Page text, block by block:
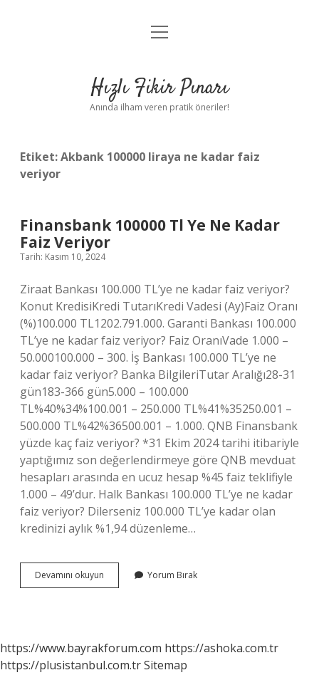
Anasayfa
Yasal Uyarı
menüyü
Hızlı Fikir Pınarı
Anında ilham veren pratik öneriler!
Etiket:Akbank 100000 liraya ne kadar faiz
veriyor
Finansbank 100000 Tl Ye Ne Kadar
Faiz Veriyor
Tarih: Kasım 10, 2024
Ziraat Bankası 100.000 TL’ye ne kadar faiz veriyor?
Konut KredisiKredi TutarıKredi Vadesi (Ay)Faiz Oranı
(%)100.000 TL1202.791.000. Garanti Bankası 100.000
TL’ye ne kadar faiz veriyor? Faiz OranıVade 1.000 –
50.000100.000 – 300. İş Bankası 100.000 TL’ye ne
kadar faiz veriyor? Banka BilgileriTutar Aralığı28-31
gün183-366 gün5.000 – 100.000
TL%40%34%100.001 – 250.000 TL%41%35250.001 –
500.000 TL%42%36500.001 – 1.000. QNB Finansbank
yüzde kaç faiz veriyor? *31 Ekim 2024 tarihi itibariyle
yaptığımız son değerlendirmeye göre QNB mevduat
hesapları arasında en ucuz hesap %45 faiz teklifiyle
1.000 – 49’dur. Halk Bankası 100.000 TL’ye ne kadar
faiz veriyor? Dilerseniz 100.000 TL’ye kadar olan
kredinizi aylık %1,94 düzenleme…
Devamını okuyun Finansbank
100000
Faiz
Veriyor
Yorum Bırak
https://www.bayrakforum.com https://ashoka.com.tr
https://plusistanbul.com.trSitemap